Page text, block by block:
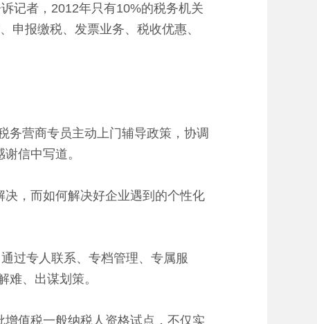
记者，2012年只有10%的税务机关
申报缴税、发票业务、税收优惠、
营商专员主动上门辅导政策，协调
信中写道。
，而如何解决好企业遇到的个性化
过专人联系、专档管理、专属服
难、出谋划策。
值税一般纳税人资格试点，不仅实